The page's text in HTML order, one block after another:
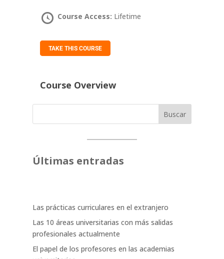
Course Access: Lifetime
TAKE THIS COURSE
Course Overview
Buscar
Últimas entradas
Las prácticas curriculares en el extranjero
Las 10 áreas universitarias con más salidas
profesionales actualmente
El papel de los profesores en las academias